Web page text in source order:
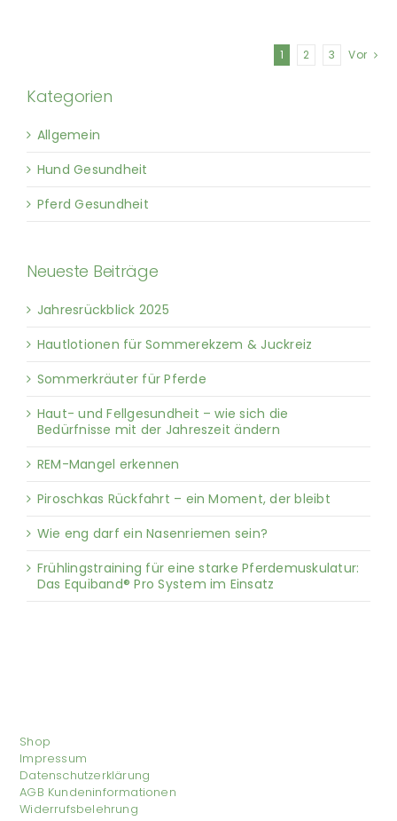
1 2 3 Vor
Kategorien
Allgemein
Hund Gesundheit
Pferd Gesundheit
Neueste Beiträge
Jahresrückblick 2025
Hautlotionen für Sommerekzem & Juckreiz
Sommerkräuter für Pferde
Haut- und Fellgesundheit – wie sich die
Bedürfnisse mit der Jahreszeit ändern
REM-Mangel erkennen
Piroschkas Rückfahrt – ein Moment, der bleibt
Wie eng darf ein Nasenriemen sein?
Frühlingstraining für eine starke Pferdemuskulatur:
Das Equiband® Pro System im Einsatz
Shop
Impressum
Datenschutzerklärung
AGB Kundeninformationen
Widerrufsbelehrung